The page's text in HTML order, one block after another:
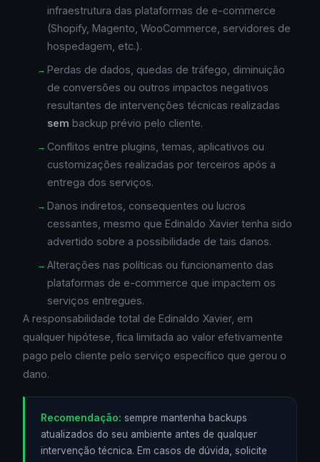
infraestrutura das plataformas de e-commerce
(Shopify, Magento, WooCommerce, servidores de
hospedagem, etc.).
Perdas de dados, quedas de tráfego, diminuição
de conversões ou outros impactos negativos
resultantes de intervenções técnicas realizadas
sem backup prévio pelo cliente.
Conflitos entre plugins, temas, aplicativos ou
customizações realizadas por terceiros após a
entrega dos serviços.
Danos indiretos, consequentes ou lucros
cessantes, mesmo que Edinaldo Xavier tenha sido
advertido sobre a possibilidade de tais danos.
Alterações nas políticas ou funcionamento das
plataformas de e-commerce que impactem os
serviços entregues.
A responsabilidade total de Edinaldo Xavier, em
qualquer hipótese, fica limitada ao valor efetivamente
pago pelo cliente pelo serviço específico que gerou o
dano.
Recomendação: sempre mantenha backups
atualizados do seu ambiente antes de qualquer
intervenção técnica. Em casos de dúvida, solicite